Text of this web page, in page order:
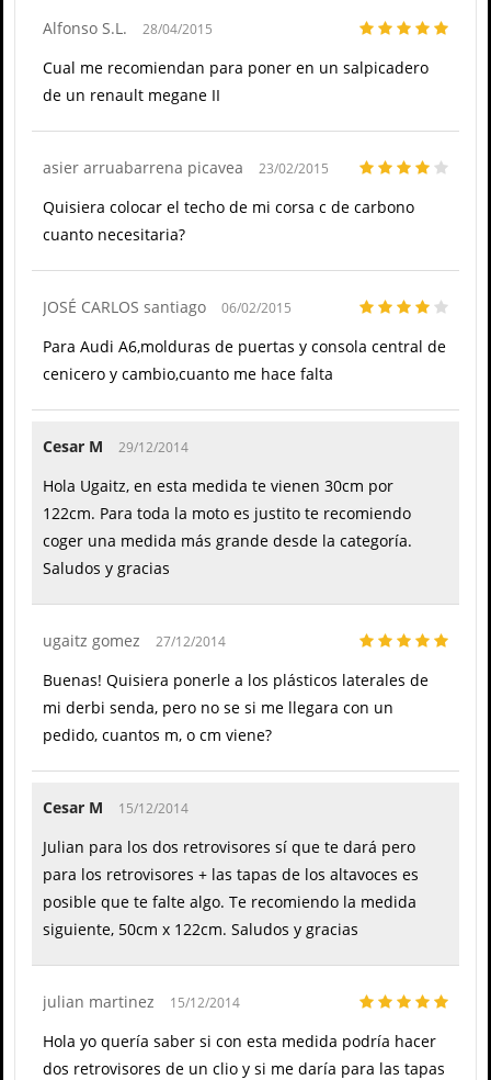
Alfonso S.L. 28/04/2015
Cual me recomiendan para poner en un salpicadero
de un renault megane II
asier arruabarrena picavea 23/02/2015
Quisiera colocar el techo de mi corsa c de carbono
cuanto necesitaria?
JOSÉ CARLOS santiago 06/02/2015
Para Audi A6,molduras de puertas y consola central de
cenicero y cambio,cuanto me hace falta
Cesar M 29/12/2014
Hola Ugaitz, en esta medida te vienen 30cm por
122cm. Para toda la moto es justito te recomiendo
coger una medida más grande desde la categoría.
Saludos y gracias
ugaitz gomez 27/12/2014
Buenas! Quisiera ponerle a los plásticos laterales de
mi derbi senda, pero no se si me llegara con un
pedido, cuantos m, o cm viene?
Cesar M 15/12/2014
Julian para los dos retrovisores sí que te dará pero
para los retrovisores + las tapas de los altavoces es
posible que te falte algo. Te recomiendo la medida
siguiente, 50cm x 122cm. Saludos y gracias
julian martinez 15/12/2014
Hola yo quería saber si con esta medida podría hacer
dos retrovisores de un clio y si me daría para las tapas